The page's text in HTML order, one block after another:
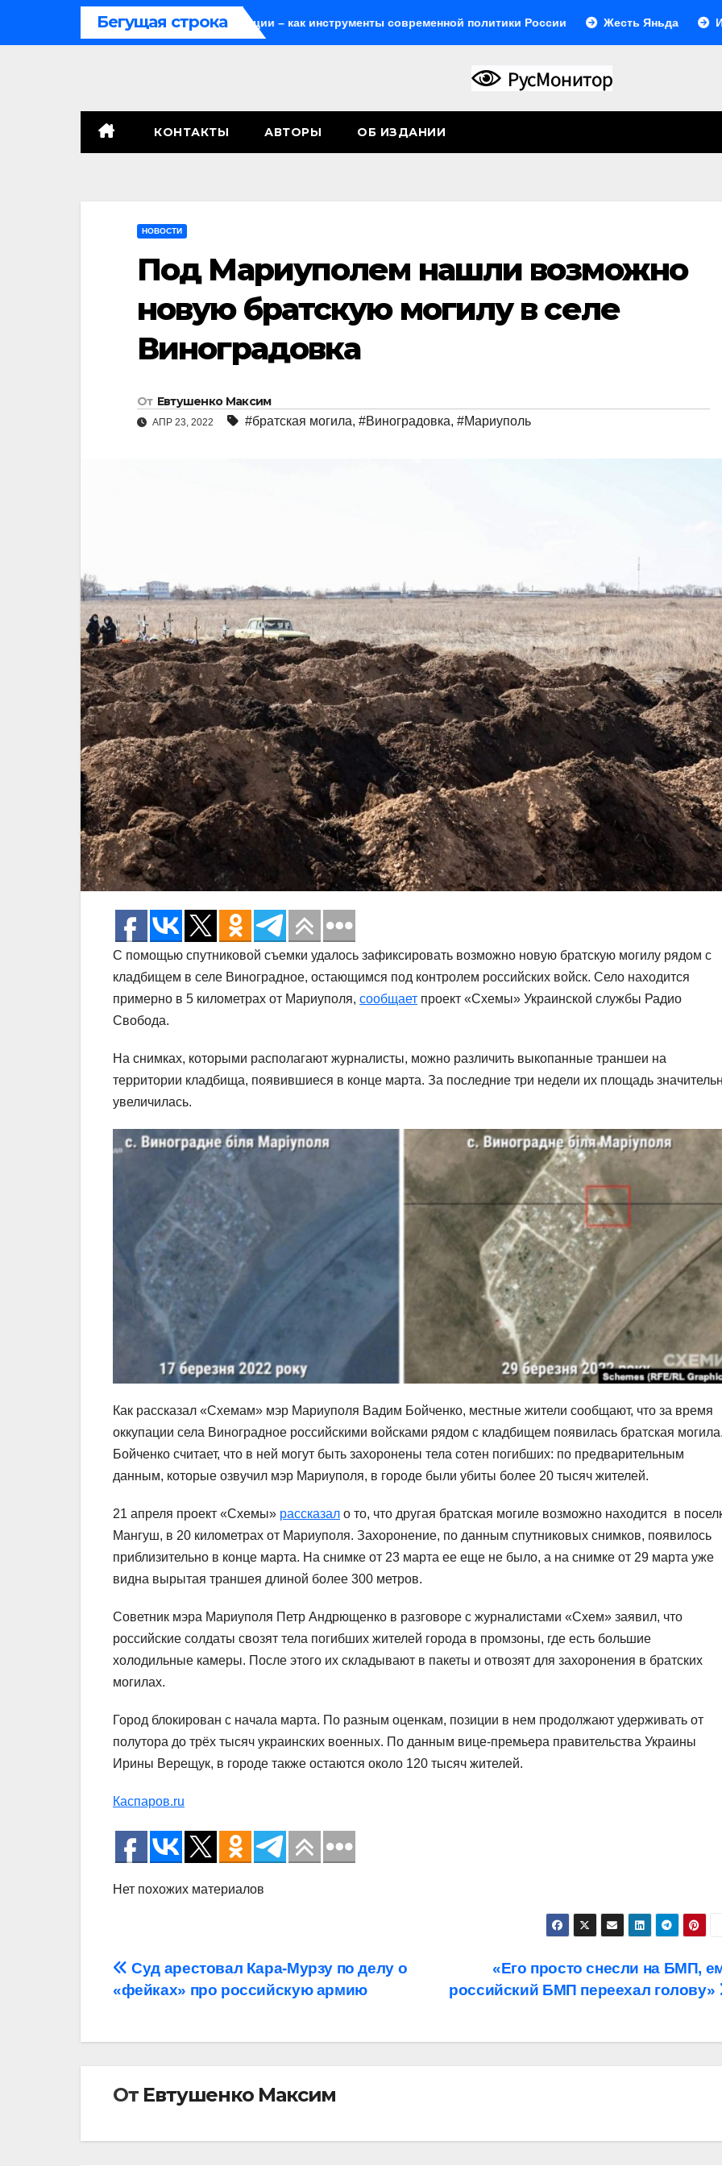
Бегущая строка
Мародёрство и провокации – как инструменты современной политики России Жесть Яньда Иногда они
КОНТАКТЫ АВТОРЫ ОБ ИЗДАНИИ
НОВОСТИ
Под Мариуполем нашли возможно
новую братскую могилу в селе
Виноградовка
От Евтушенко Максим
АПР 23, 2022 #братская могила, #Виноградовка, #Мариуполь
С помощью спутниковой съемки удалось зафиксировать возможно новую братскую могилу рядом с
кладбищем в селе Виноградное, остающимся под контролем российских войск. Село находится
примерно в 5 километрах от Мариуполя, сообщает проект «Схемы» Украинской службы Радио
Свобода.
На снимках, которыми располагают журналисты, можно различить выкопанные траншеи на
территории кладбища, появившиеся в конце марта. За последние три недели их площадь
увеличилась.
Как рассказал «Схемам» мэр Мариуполя Вадим Бойченко, местные жители сообщают, что за время
оккупации села Виноградное российскими войсками рядом с кладбищем появилась братская
Бойченко считает, что в ней могут быть захоронены тела сотен погибших: по предварительным
данным, которые озвучил мэр Мариуполя, в городе были убиты более 20 тысяч жителей.
21 апреля проект «Схемы» рассказал о то, что другая братская могиле возможно находится в
Мангуш, в 20 километрах от Мариуполя. Захоронение, по данным спутниковых снимков, появилось
приблизительно в конце марта. На снимке от 23 марта ее еще не было, а на снимке от 29 марта уже
видна вырытая траншея длиной более 300 метров.
Советник мэра Мариуполя Петр Андрющенко в разговоре с журналистами «Схем» заявил, что
российские солдаты свозят тела погибших жителей города в промзоны, где есть большие
холодильные камеры. После этого их складывают в пакеты и отвозят для захоронения в братских
могилах.
Город блокирован с начала марта. По разным оценкам, позиции в нем продолжают удерживать от
полутора до трёх тысяч украинских военных. По данным вице-премьера правительства Украины
Ирины Верещук, в городе также остаются около 120 тысяч жителей.
Каспаров.ru
Нет похожих материалов
Навигация
по
записям
«Его просто снесли на БМП,
российский БМП переехал голову»
Суд арестовал Кара-Мурзу по делу о
«фейках» про российскую армию
От Евтушенко Максим